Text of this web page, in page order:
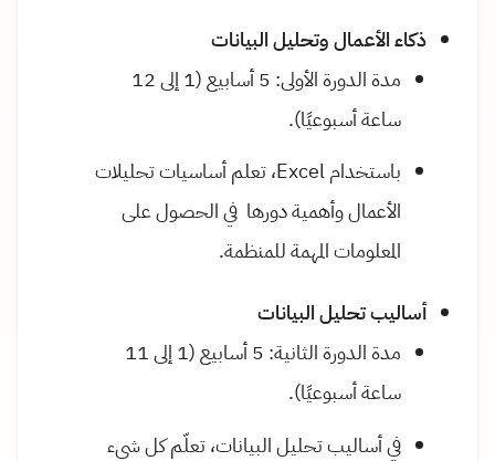
ذكاء الأعمال وتحليل البيانات
مدة الدورة الأولى: 5 أسابيع (1 إلى 12
ساعة أسبوعيًا).
باستخدام Excel، تعلم أساسيات تحليلات
الأعمال وأهمية دورها في الحصول على
المعلومات المهمة للمنظمة.
أساليب تحليل البيانات
مدة الدورة الثانية: 5 أسابيع (1 إلى 11
ساعة أسبوعيًا).
في أساليب تحليل البيانات، تعلّم كل شيء